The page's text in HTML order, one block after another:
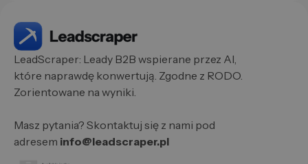
LeadScraper: Leady B2B wspierane przez AI,
które naprawdę konwertują. Zgodne z RODO.
Zorientowane na wyniki.
Masz pytania? Skontaktuj się z nami pod
adresem info@leadscraper.pl